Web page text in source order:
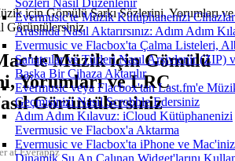
Sözleri Nasıl Düzenlenir
Evermusic'te Müzik Kütüphanenizi Cihazlar
Arasında Nasıl Aktarırsınız: Adım Adım
Evermusic ve Flacbox'ta Çalma Listeleri,
Sanatçılar ve Türleri Nasıl Arşivlenir (ZIP)
Başka Bir Cihaza Aktarılır
Evermusic veya Flacbox'tan Last.fm'e
Geçmişinizi Nasıl Scrobble Edersiniz
Adım Adım Kılavuz: iCloud Kütüphanenizi
Evermusic ve Flacbox'a Aktarma
Evermusic ve Flacbox'ta iPhone ve
Dinamik Şu An Çalınan Widget'larını
için Gömülü Şarkı Sözlerini, Yorumları ve
Görüntülersiniz
Müzik için Gömülü
Yorumları ve LRC
Görüntülersiniz
at Everappz